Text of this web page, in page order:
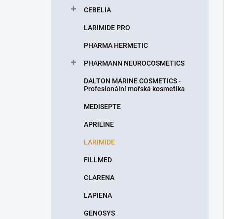
CEBELIA
LARIMIDE PRO
PHARMA HERMETIC
PHARMANN NEUROCOSMETICS
DALTON MARINE COSMETICS -
Profesionální mořská kosmetika
MEDISEPTE
APRILINE
LARIMIDE
FILLMED
CLARENA
LAPIENA
GENOSYS